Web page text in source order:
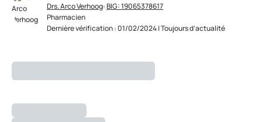
Drs. Arco Verhoog:BIG: 19065378617
Pharmacien
Dernière vérification : 01/02/2024 | Toujours d’actualité